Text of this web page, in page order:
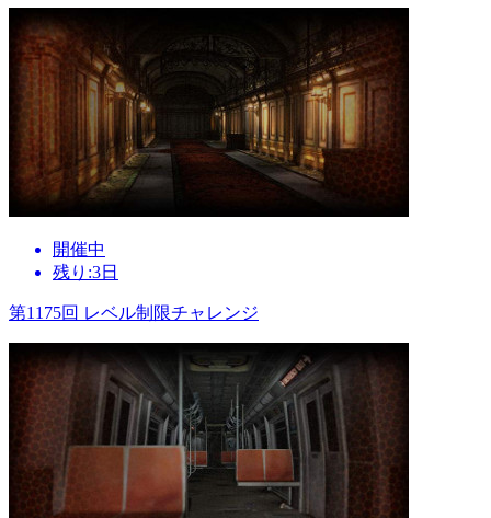
開催中
残り:3日
第1175回 レベル制限チャレンジ